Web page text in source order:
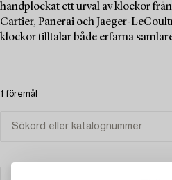
handplockat ett urval av klockor
Cartier, Panerai och Jaeger-
klockor tilltalar både erfarna
1 föremål